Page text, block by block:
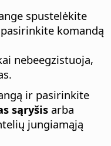
spustelėkite
komandą
nebeegzistuoja,
ir pasirinkite
sąryšis arba
jungiamąją